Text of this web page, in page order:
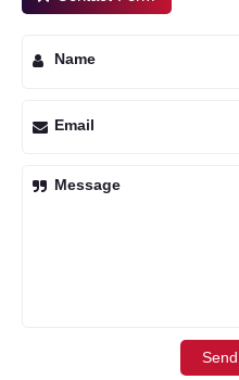
Name
Email
Message